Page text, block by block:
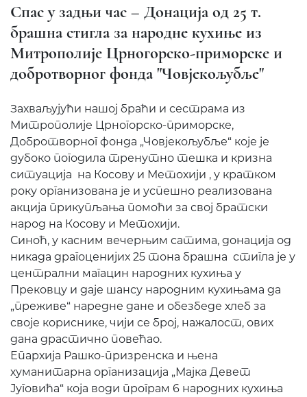
Спас у задњи час – Донација од 25 т.
брашна стигла за народне кухиње из
Митрополије Црногорско-приморске и
добротворног фонда "Човјекољубље"
Захваљујући нашој браћи и сестрама из
Митрополије Црногорско-приморске,
Добротворног фонда „Човјекољубље“ које је
дубоко погодила тренутно тешка и кризна
ситуација на Косову и Метохији , у кратком
року организована је и успешно реализована
акција прикупљања помоћи за свој братски
народ на Косову и Метохији.
Синоћ, у касним вечерњим сатима, донација од
никада драгоценијих 25 тона брашна стигла је у
централни магацин народних кухиња у
Прековцу и даје шансу народним кухињама да
„преживе“ наредне дане и обезбеде хлеб за
своје кориснике, чији се број, нажалост, ових
дана драстично повећао.
Епархија Рашко-призренска и њена
хуманитарна организација „Мајка Девет
Југовића“ која води програм 6 народних кухиња